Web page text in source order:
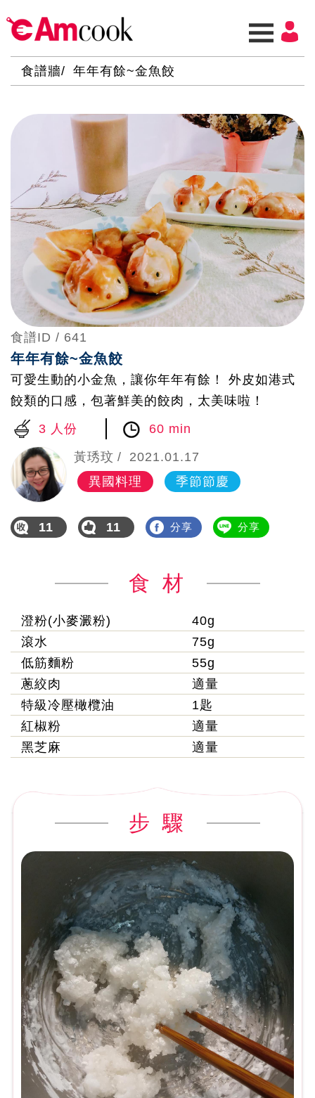
食譜牆 年年有餘~金魚餃
食譜ID / 641
年年有餘~金魚餃
可愛生動的小金魚，讓你年年有餘！ 外皮如港式
餃類的口感，包著鮮美的餃肉，太美味啦！
3 人份
60 min
黃琇玟
2021.01.17
異國料理
季節節慶
11 11 分享 分享
食 材
澄粉(小麥澱粉)
40g
滾水
75g
低筋麵粉
55g
蔥絞肉
適量
特級冷壓橄欖油
1匙
紅椒粉
適量
黑芝麻
適量
步 驟